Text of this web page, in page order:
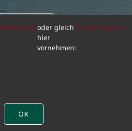
Spezialitäten und wunderbare
Medienagentur
oder gleich
hier
vornehmen:
Einstellungen
OK